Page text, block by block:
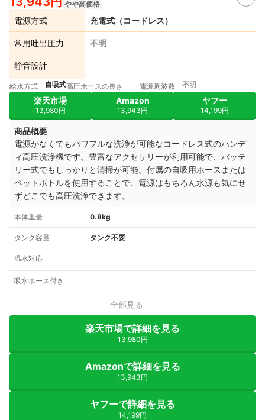
やや高価格
電源方式 充電式（コードレス）
常用吐出圧力 不明
静音設計
給水方式 自吸式高圧ホースの長さ 電源周波数 不明
楽天市場
13,980円
Amazon
13,943円
ヤフー
14,199円
商品概要
電源がなくてもパワフルな洗浄が可能なコードレス式のハンデ
ィ高圧洗浄機です。豊富なアクセサリーが利用可能で、バッテ
リー式でもしっかりと清掃が可能。付属の自吸用ホースまたは
ペットボトルを使用することで、電源はもちろん水源も気にせ
ずどこでも高圧洗浄できます。
本体重量 0.8kg
タンク容量 タンク不要
温水対応
吸水ホース付き
全部見る
楽天市場で詳細を見る
13,980円
Amazonで詳細を見る
13,943円
ヤフーで詳細を見る
14,199円